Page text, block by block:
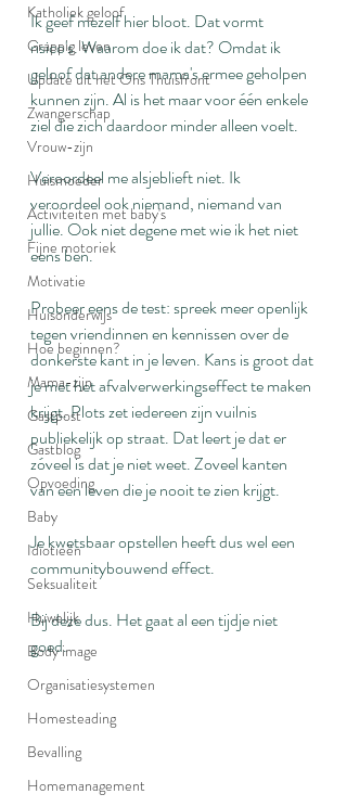
Katholiek geloof
Grappig leven
Update uit het Ons Thuisfront
Zwangerschap
Vrouw-zijn
Huismoeder
Activiteiten met baby's
Fijne motoriek
Motivatie
Huisonderwijs
Hoe beginnen?
Mama-zijn
Gastpost
Gastblog
Opvoeding
Baby
Idiotieën
Seksualiteit
Huwelijk
Body image
Organisatiesystemen
Homesteading
Bevalling
Homemanagement
Ik geef mezelf hier bloot. Dat vormt
risico's. Waarom doe ik dat? Omdat ik
geloof dat andere mama's ermee geholpen
kunnen zijn. Al is het maar voor één enkele
ziel die zich daardoor minder alleen voelt.
Veroordeel me alsjeblieft niet. Ik
veroordeel ook niemand, niemand van
jullie. Ook niet degene met wie ik het niet
eens ben.
Probeer eens de test: spreek meer openlijk
tegen vriendinnen en kennissen over de
donkerste kant in je leven. Kans is groot dat
je met het afvalverwerkingseffect te maken
krijgt. Plots zet iedereen zijn vuilnis
publiekelijk op straat. Dat leert je dat er
zóveel is dat je niet weet. Zoveel kanten
van een leven die je nooit te zien krijgt.
Je kwetsbaar opstellen heeft dus wel een
communitybouwend effect.
Bij deze dus. Het gaat al een tijdje niet
goed.